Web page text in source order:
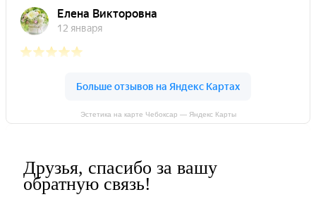
Эстетика на карте Чебоксар — Яндекс Карты
Друзья, спасибо за вашу
обратную связь!